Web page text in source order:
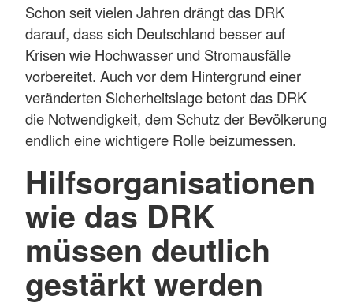
Schon seit vielen Jahren drängt das DRK
darauf, dass sich Deutschland besser auf
Krisen wie Hochwasser und Stromausfälle
vorbereitet. Auch vor dem Hintergrund einer
veränderten Sicherheitslage betont das DRK
die Notwendigkeit, dem Schutz der Bevölkerung
endlich eine wichtigere Rolle beizumessen.
Hilfsorganisationen
wie das DRK
müssen deutlich
gestärkt werden